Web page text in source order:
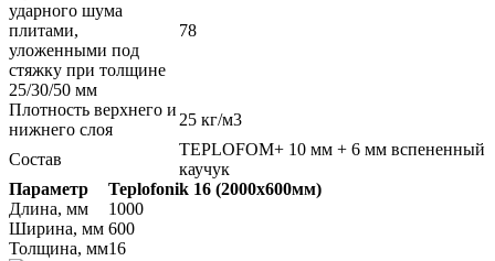
ударного шума
плитами,
уложенными под
стяжку при толщине
25/30/50 мм
78
Плотность верхнего и
нижнего слоя
25 кг/м3
Состав
TEPLOFOM+ 10 мм + 6 мм вспененный
каучук
Параметр
Teplofonik 16 (2000х600мм)
Длина, мм
1000
Ширина, мм 600
Толщина, мм16